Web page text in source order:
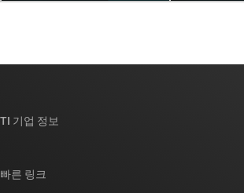
TI 기업 정보
빠른 링크